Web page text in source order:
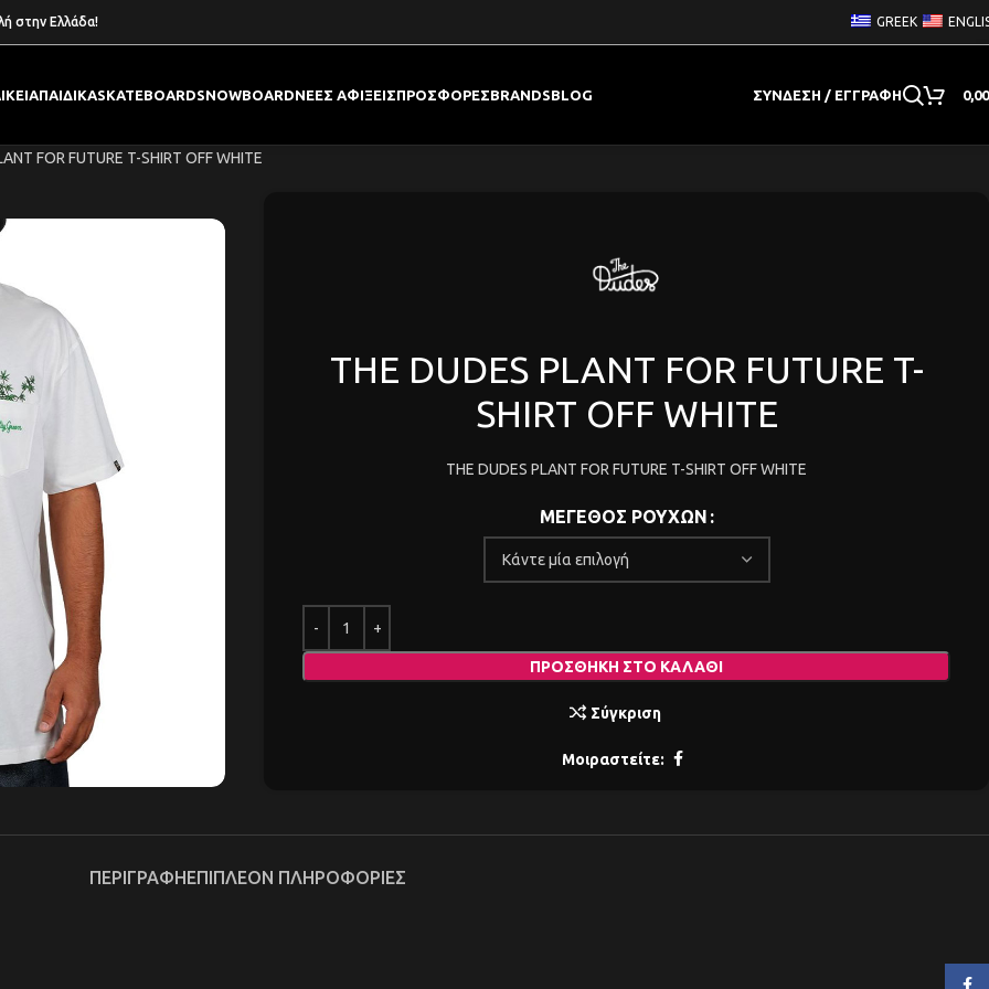
στην Ελλάδα! GREEK
ΠΑΙΔΙΚΑSKATEBOARDSNOWBOARDΝΕΕΣ ΑΦΙΞΕΙΣΠΡΟΣΦΟΡΕΣBRANDSBLOG ΣΎΝΔΕΣΗ / ΕΓΓΡΑΦΉ
FOR FUTURE T-SHIRT OFF WHITE
THE DUDES PLANT FOR FUTURE T-
SHIRT OFF WHITE
THE DUDES PLANT FOR FUTURE T-SHIRT OFF WHITE
ΜΕΓΕΘΟΣ ΡΟΥΧΩΝ
ΠΡΟΣΘΉΚΗ ΣΤΟ ΚΑΛΆΘΙ
Σύγκριση
Μοιραστείτε:
ΠΕΡΙΓΡΑΦΉΕΠΙΠΛΈΟΝ ΠΛΗΡΟΦΟΡΊΕΣ